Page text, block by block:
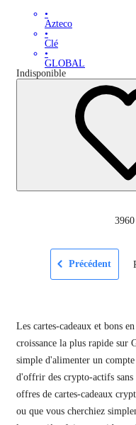
•
Azteco
•
Clé
•
GLOBAL
Indisponible
3960
Précédent
Les cartes-cadeaux et bons
croissance la plus rapide sur
simple d'alimenter un
d'offrir des crypto-actifs sans
offres de cartes-cadeaux
ou que vous cherchiez